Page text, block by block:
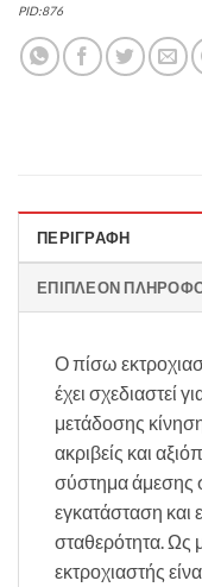
PID:876
ΠΕΡΙΓΡΑΦΉ
ΕΠΙΠΛΈΟΝ
Ο πίσω
έχει σχεδιαστεί
μετάδοσης
ακριβείς και
σύστημα άμεσης
εγκατάσταση και
σταθερότητα. Ως
εκτροχιαστής